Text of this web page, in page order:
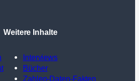
Weitere Inhalte
Interviews
Bücher
Zahlen-Daten-Fakten